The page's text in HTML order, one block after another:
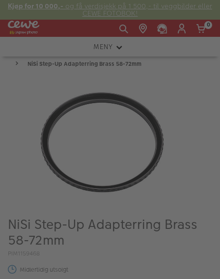
Kjøp for 10 000,- og få verdisjekk på 1 500,- til veggbilder eller
CEWE FOTOBOK!
Fre:
20:00
E-post:
kundeservice@japanphoto.no
0
MENY
KAMERA
FOTOTILBEHØR
LYS OG STUDIO
INSTANTFOTO
ALBUM
Kampanjer
Merker
NiSi Step-Up Adapterring Brass 58-72mm
NiSi Step-Up Adapterring Brass
58-72mm
PIM1159468
Midlertidig utsolgt